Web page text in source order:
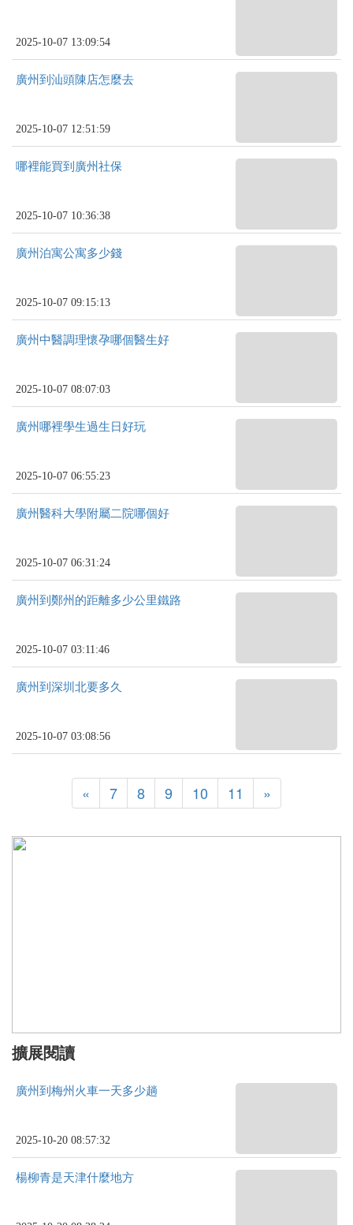
2025-10-07 13:09:54
廣州到汕頭陳店怎麼去
2025-10-07 12:51:59
哪裡能買到廣州社保
2025-10-07 10:36:38
廣州泊寓公寓多少錢
2025-10-07 09:15:13
廣州中醫調理懷孕哪個醫生好
2025-10-07 08:07:03
廣州哪裡學生過生日好玩
2025-10-07 06:55:23
廣州醫科大學附屬二院哪個好
2025-10-07 06:31:24
廣州到鄭州的距離多少公里鐵路
2025-10-07 03:11:46
廣州到深圳北要多久
2025-10-07 03:08:56
« 7 8 9 10 11 »
擴展閱讀
廣州到梅州火車一天多少趟
2025-10-20 08:57:32
楊柳青是天津什麼地方